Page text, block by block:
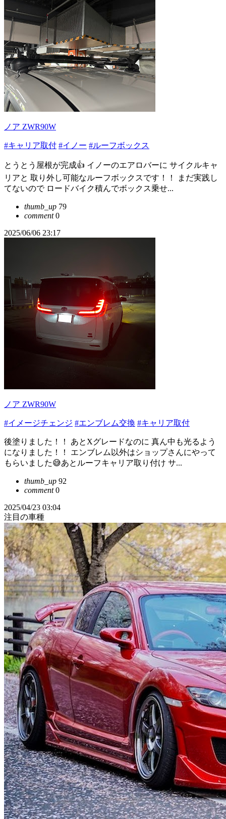
ノア ZWR90W
#キャリア取付 #イノー #ルーフボックス
とうとう屋根が完成👍 イノーのエアロバーに サイクルキャ
リアと 取り外し可能なルーフボックスです！！ まだ実践し
てないので ロードバイク積んでボックス乗せ...
thumb_up 79
comment0
2025/06/06 23:17
ノア ZWR90W
#イメージチェンジ #エンブレム交換 #キャリア取付
後塗りました！！ あとXグレードなのに 真ん中も光るよう
になりました！！ エンブレム以外はショップさんにやって
もらいました😅あとルーフキャリア取り付け サ...
thumb_up 92
comment0
2025/04/23 03:04
注目の車種